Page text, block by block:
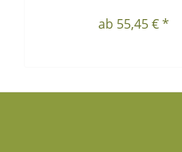
ab 55,45 € *